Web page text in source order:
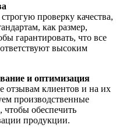
проверку качества,
как размер,
гарантировать, что все
высоким
и оптимизация
отзывам клиентов и на их
производственные
чтобы обеспечить
продукции.